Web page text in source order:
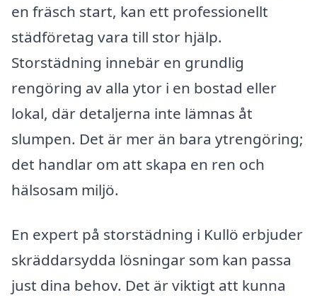
en fräsch start, kan ett professionellt
städföretag vara till stor hjälp.
Storstädning innebär en grundlig
rengöring av alla ytor i en bostad eller
lokal, där detaljerna inte lämnas åt
slumpen. Det är mer än bara ytrengöring;
det handlar om att skapa en ren och
hälsosam miljö.
En expert på storstädning i Kullö erbjuder
skräddarsydda lösningar som kan passa
just dina behov. Det är viktigt att kunna